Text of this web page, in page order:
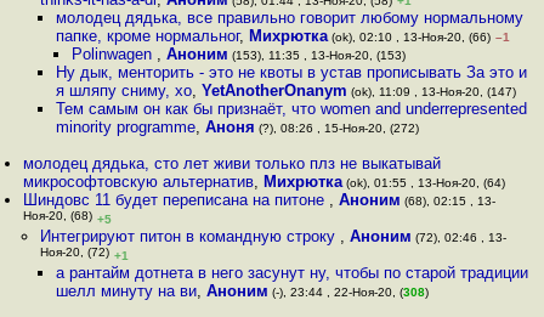
молодец дядька, все правильно говорит любому нормальному
папке, кроме нормальног, Михрютка(ok), 02:10 , 13-Ноя-20, (66) –1
Polinwagen ,Аноним (153), 11:35 , 13-Ноя-20, (153)
Ну дык, менторить - это не квоты в устав прописывать За это и
я шляпу сниму, хо, YetAnotherOnanym (ok), 11:09 , 13-Ноя-20, (147)
Тем самым он как бы признаёт, что women and underrepresented
minority programme, Аноня (?), 08:26 , 15-Ноя-20, (272)
молодец дядька, сто лет живи только плз не выкатывай
микрософтовскую альтернатив, Михрютка (ok), 01:55 , 13-Ноя-20, (64)
Шиндовс 11 будет переписана на питоне ,Аноним (68), 02:15 , 13-
Ноя-20, (68) +5
Интегрируют питон в командную строку , Аноним (72), 02:46 , 13-
Ноя-20, (72) +1
а рантайм дотнета в него засунут ну, чтобы по старой традиции
шелл минуту на ви, Аноним (-), 23:44 , 22-Ноя-20, (308)